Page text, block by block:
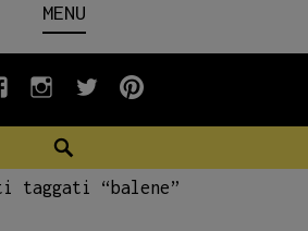
MENU
INSTAGRAM
twiterpinterest
taggati “balene”